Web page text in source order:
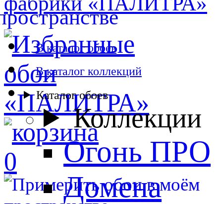
0
В каталог обоев
В каталог коллекций
Каталог обоев
Коллекции
Огонь ПРО
Домена